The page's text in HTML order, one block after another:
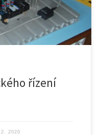
řízení
2. 2020